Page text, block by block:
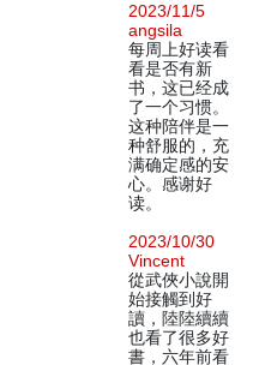
2023/11/5
angsila
每周上好读看
看是否有新
书，这已经成
了一个习惯。
这种陪伴是一
种舒服的，充
满确定感的安
心。感谢好
读。
2023/10/30
Vincent
從武俠小說開
始接觸到好
讀，陸陸續續
也看了很多好
書，六年前看